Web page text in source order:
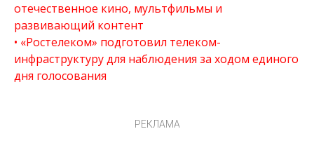
отечественное кино, мультфильмы и
развивающий контент
«Ростелеком» подготовил телеком-
инфраструктуру для наблюдения за ходом единого
дня голосования
РЕКЛАМА